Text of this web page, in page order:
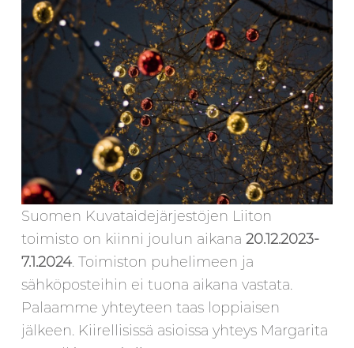
Suomen Kuvataidejärjestöjen Liiton
toimisto on kiinni joulun aikana 20.12.2023-
7.1.2024. Toimiston puhelimeen ja
sähköposteihin ei tuona aikana vastata.
Palaamme yhteyteen taas loppiaisen
jälkeen. Kiirellisissä asioissa yhteys Margarita